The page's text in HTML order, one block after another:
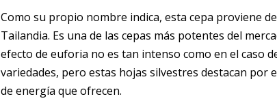
Como su propio nombre indica, esta cepa proviene de
Tailandia. Es una de las cepas más potentes del
efecto de euforia no es tan intenso como en el caso
variedades, pero estas hojas silvestres destacan por
de energía que ofrecen.